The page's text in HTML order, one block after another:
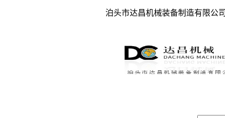
泊头市达昌机械装备制造有限公